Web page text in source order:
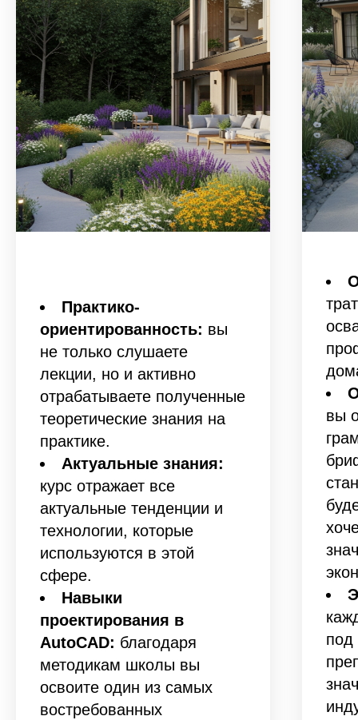
Практико-
ориентированность: вы
не только слушаете
лекции, но и активно
отрабатываете полученные
теоретические знания на
практике.
Актуальные знания:
курс отражает все
актуальные тенденции и
технологии, которые
используются в этой
сфере.
Навыки
проектирования в
AutoCAD: благодаря
методикам школы вы
освоите один из самых
востребованных
вы
под